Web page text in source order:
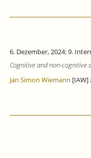
FÜR
6. Dezember, 2024: 9.
Cognitive and non-
Jan Simon Wiemann [IAW]